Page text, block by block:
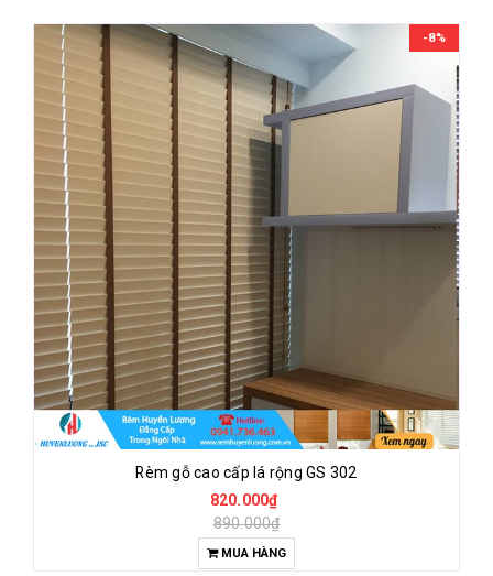
-8%
Rèm gỗ cao cấp lá rộng GS 302
820.000₫
890.000₫
MUA HÀNG